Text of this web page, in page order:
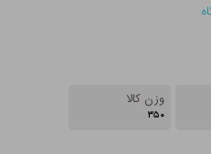
وزن کالا
۳۵۰